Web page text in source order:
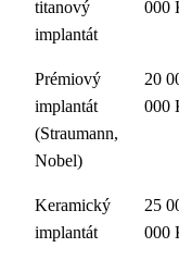
titanový
implantát
000
Prémiový
implantát
(Straumann,
Nobel)
20
000
Keramický
implantát
25
000